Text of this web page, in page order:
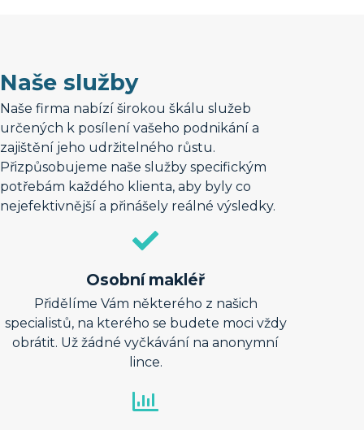
Naše služby
Naše firma nabízí širokou škálu služeb
určených k posílení vašeho podnikání a
zajištění jeho udržitelného růstu.
Přizpůsobujeme naše služby specifickým
potřebám každého klienta, aby byly co
nejefektivnější a přinášely reálné výsledky.
Osobní makléř
Přidělíme Vám některého z našich
specialistů, na kterého se budete moci vždy
obrátit. Už žádné vyčkávání na anonymní
lince.